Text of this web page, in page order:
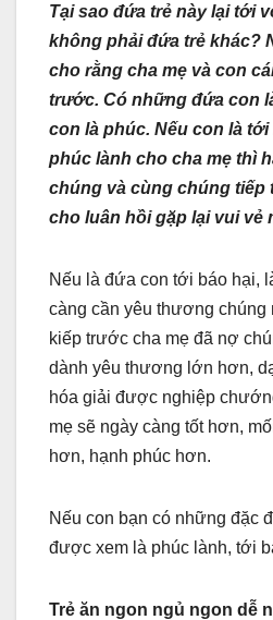
Tại sao đứa trẻ này lại tới
không phải đứa trẻ khác?
cho rằng cha mẹ và con
trước. Có những đứa con
con là phúc. Nếu con là tới
phúc lành cho cha mẹ thì
chúng và cùng chúng tiếp
cho luân hồi gặp lại vui vẻ
Nếu là đứa con tới báo hại,
càng cần yêu thương
kiếp trước cha mẹ đã nợ
dành yêu thương lớn hơn,
hóa giải được nghiệp
mẹ sẽ ngày càng tốt hơn,
hơn, hạnh phúc hơn.
Nếu con bạn có những đặc
được xem là phúc lành, tới
Trẻ ăn ngon ngủ ngon dễ